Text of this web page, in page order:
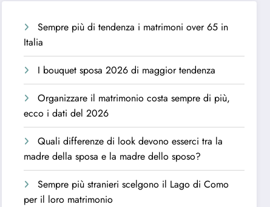
Sempre più di tendenza i matrimoni over 65 in
Italia
I bouquet sposa 2026 di maggior tendenza
Organizzare il matrimonio costa sempre di più,
ecco i dati del 2026
Quali differenze di look devono esserci tra la
madre della sposa e la madre dello sposo?
Sempre più stranieri scelgono il Lago di Como
per il loro matrimonio